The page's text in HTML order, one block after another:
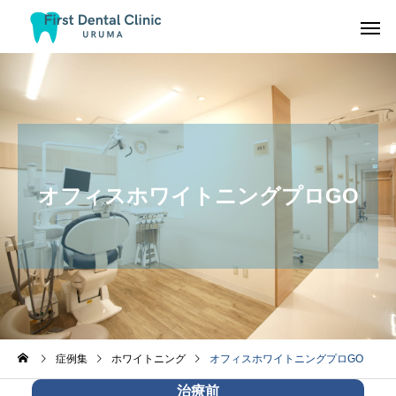
オフィスホワイトニングプロGO
症例集 ホワイトニング オフィスホワイトニングプロGO
治療前